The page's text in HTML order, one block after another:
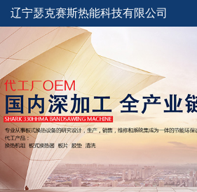
辽宁瑟克赛斯热能科技有限公司